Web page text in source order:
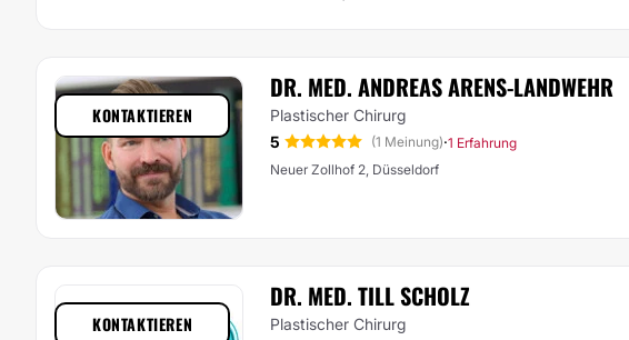
DR. MED. ANDREAS ARENS-LANDWEHR
Plastischer Chirurg
5
(1 Meinung)·1 Erfahrung
Neuer Zollhof 2, Düsseldorf
KONTAKTIEREN
DR. MED. TILL SCHOLZ
Plastischer Chirurg
KONTAKTIEREN